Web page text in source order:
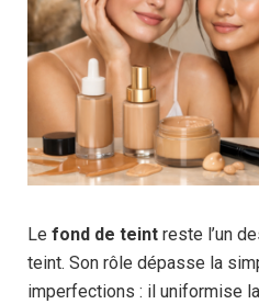
Le fond de teint reste l’un
teint. Son rôle dépasse la
imperfections : il uniformise